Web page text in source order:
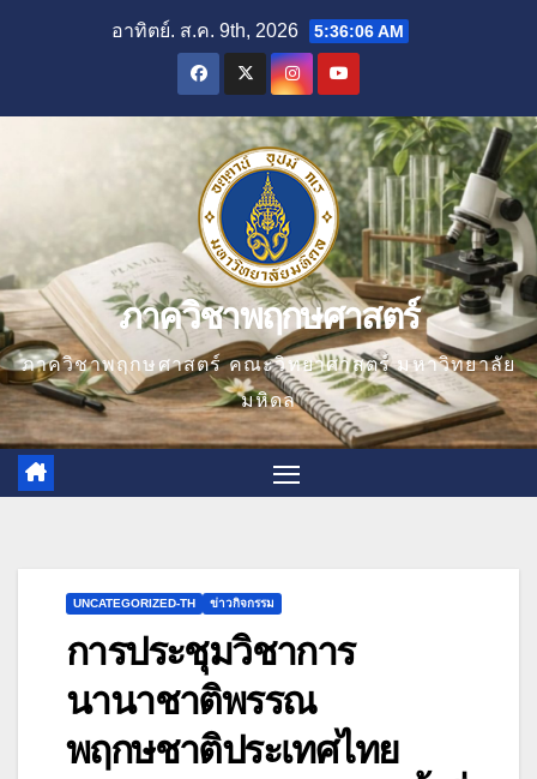
อาทิตย์. ส.ค. 9th, 2026 5:36:07 AM
ภาควิชาพฤกษศาสตร์
ภาควิชาพฤกษศาสตร์ คณะวิทยาศาสตร์ มหาวิทยาลัย
มหิดล
UNCATEGORIZED-TH ข่าวกิจกรรม
การประชุมวิชาการ
นานาชาติพรรณ
พฤกษชาติประเทศไทย